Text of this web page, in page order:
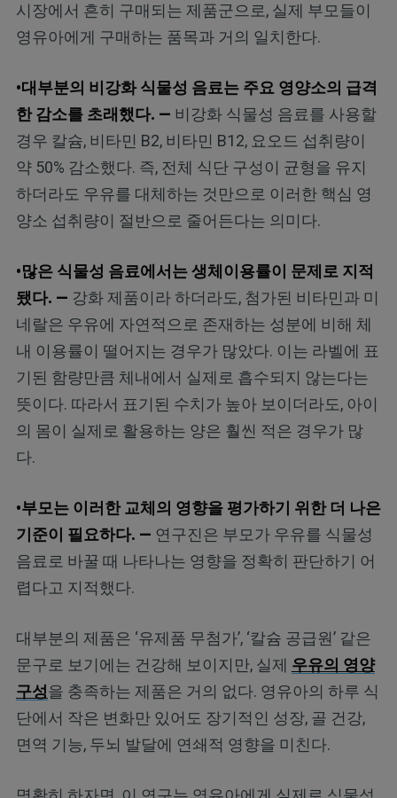
시장에서 흔히 구매되는 제품군으로, 실제 부모들이
영유아에게 구매하는 품목과 거의 일치한다.
•대부분의 비강화 식물성 음료는 주요 영양소의 급격
한 감소를 초래했다. — 비강화 식물성 음료를 사용할
경우 칼슘, 비타민 B2, 비타민 B12, 요오드 섭취량이
약 50% 감소했다. 즉, 전체 식단 구성이 균형을 유지
하더라도 우유를 대체하는 것만으로 이러한 핵심 영
양소 섭취량이 절반으로 줄어든다는 의미다.
•많은 식물성 음료에서는 생체이용률이 문제로 지적
됐다. — 강화 제품이라 하더라도, 첨가된 비타민과 미
네랄은 우유에 자연적으로 존재하는 성분에 비해 체
내 이용률이 떨어지는 경우가 많았다. 이는 라벨에 표
기된 함량만큼 체내에서 실제로 흡수되지 않는다는
뜻이다. 따라서 표기된 수치가 높아 보이더라도, 아이
의 몸이 실제로 활용하는 양은 훨씬 적은 경우가 많
다.
•부모는 이러한 교체의 영향을 평가하기 위한 더 나은
기준이 필요하다. — 연구진은 부모가 우유를 식물성
음료로 바꿀 때 나타나는 영향을 정확히 판단하기 어
렵다고 지적했다.
대부분의 제품은 ‘유제품 무첨가’, ‘칼슘 공급원’ 같은
문구로 보기에는 건강해 보이지만, 실제 우유의 영양
구성을 충족하는 제품은 거의 없다. 영유아의 하루 식
단에서 작은 변화만 있어도 장기적인 성장, 골 건강,
면역 기능, 두뇌 발달에 연쇄적 영향을 미친다.